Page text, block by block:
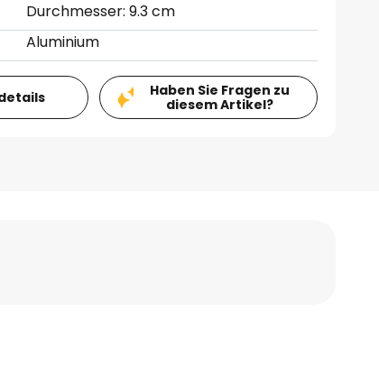
Durchmesser: 9.3 cm
Aluminium
Haben Sie Fragen zu
diesem Artikel?